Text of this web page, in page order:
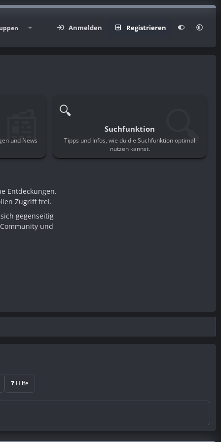
Anmelden Registrieren
und News
📰 🔍
Suchfunktion
Tipps und Infos, wie du die Suchfunktion optimal
nutzen kannst.
🔍
Entdeckungen.
Zugriff frei.
gegenseitig
und
❓ Hilfe